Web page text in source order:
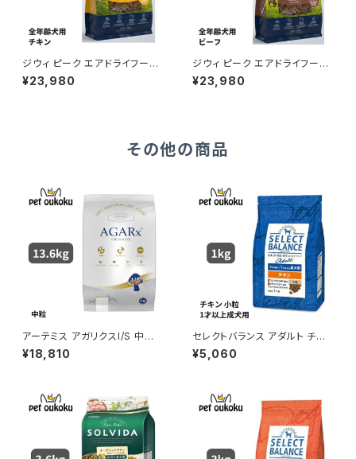
ジウィ ピーク エアドライフード
チキン レシピ 犬用 2.5kg 正規
品 9421016594788
¥23,980
ジウィ ピーク エアドライフード
ビーフ 2.5kg 正規品 9421016
593163
¥23,980
その他の商品
アーテミス アガリクスI/S 中粒 1
3.6kg
¥18,810
セレクトバランス アダルト チキ
ン 小粒 1才以上の成犬用 3kg
¥5,060